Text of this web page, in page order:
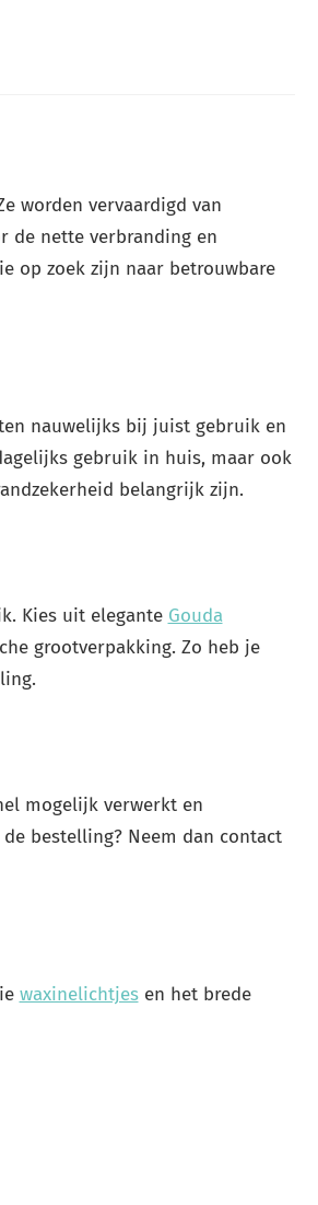
worden vervaardigd van
de nette verbranding en
op zoek zijn naar betrouwbare
nauwelijks bij juist gebruik en
gebruik in huis, maar ook
belangrijk zijn.
Kies uit elegante Gouda
grootverpakking. Zo heb je
mogelijk verwerkt en
bestelling? Neem dan contact
waxinelichtjesen het brede